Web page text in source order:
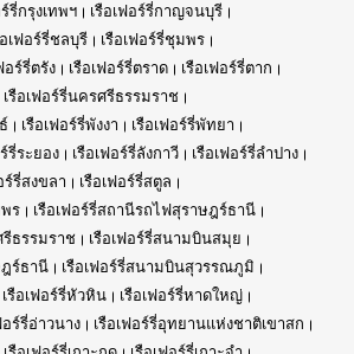
ร์รี่กรุงเทพฯ
เรือเฟอร์รี่กาญจนบุรี
อเฟอร์รี่ชลบุรี
เรือเฟอร์รี่ชุมพร
อร์รี่ตรัง เรือเฟอร์รี่ตราด
เรือเฟอร์รี่ตาก
เรือเฟอร์รี่นครศรีธรรมราช
เรือเฟอร์รี่พังงา
เรือเฟอร์รี่พัทยา
รี่ระยอง เรือเฟอร์รี่ลังกาวี
เรือเฟอร์รี่ลำปาง
ร์รี่สงขลา
เรือเฟอร์รี่สตูล
ร
เรือเฟอร์รี่สถานีรถไฟสุราษฎร์ธานี
ธรรมราช
เรือเฟอร์รี่สนามบินสมุย
ฎร์ธานี
เรือเฟอร์รี่สนามบินสุวรรณภูมิ
เรือเฟอร์รี่หัวหิน
เรือเฟอร์รี่หาดใหญ่
อร์รี่อ่าวนาง
เรือเฟอร์รี่อุทยานแห่งชาติเขาสก